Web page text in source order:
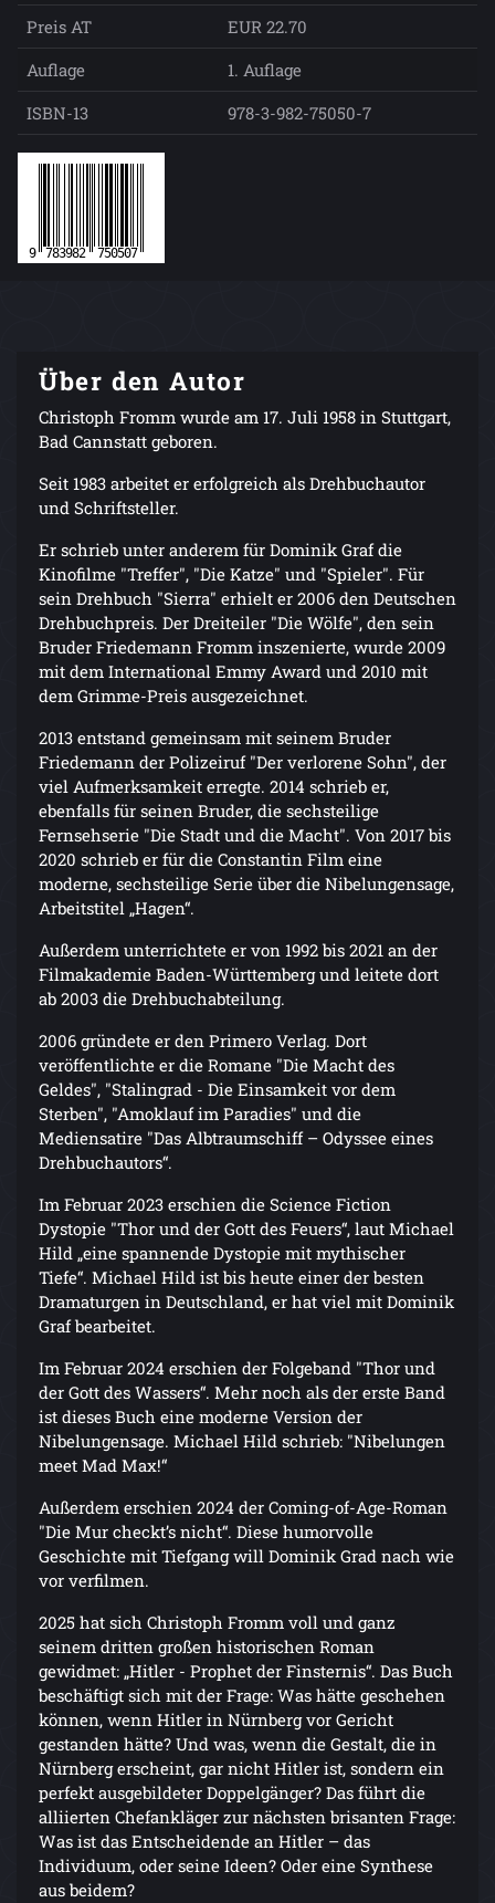
Preis AT
EUR 22.70
Auflage
1. Auflage
ISBN-13
978-3-982-75050-7
Über den Autor
Christoph Fromm wurde am 17. Juli 1958 in Stuttgart,
Bad Cannstatt geboren.
Seit 1983 arbeitet er erfolgreich als Drehbuchautor
und Schriftsteller.
Er schrieb unter anderem für Dominik Graf die
Kinofilme "Treffer", "Die Katze" und "Spieler". Für
sein Drehbuch "Sierra" erhielt er 2006 den Deutschen
Drehbuchpreis. Der Dreiteiler "Die Wölfe", den sein
Bruder Friedemann Fromm inszenierte, wurde 2009
mit dem International Emmy Award und 2010 mit
dem Grimme-Preis ausgezeichnet.
2013 entstand gemeinsam mit seinem Bruder
Friedemann der Polizeiruf "Der verlorene Sohn", der
viel Aufmerksamkeit erregte. 2014 schrieb er,
ebenfalls für seinen Bruder, die sechsteilige
Fernsehserie "Die Stadt und die Macht". Von 2017 bis
2020 schrieb er für die Constantin Film eine
moderne, sechsteilige Serie über die Nibelungensage,
Arbeitstitel „Hagen“.
Außerdem unterrichtete er von 1992 bis 2021 an der
Filmakademie Baden-Württemberg und leitete dort
ab 2003 die Drehbuchabteilung.
2006 gründete er den Primero Verlag. Dort
veröffentlichte er die Romane "Die Macht des
Geldes", "Stalingrad - Die Einsamkeit vor dem
Sterben", "Amoklauf im Paradies" und die
Mediensatire "Das Albtraumschiff – Odyssee eines
Drehbuchautors“.
Im Februar 2023 erschien die Science Fiction
Dystopie "Thor und der Gott des Feuers“, laut Michael
Hild „eine spannende Dystopie mit mythischer
Tiefe“. Michael Hild ist bis heute einer der besten
Dramaturgen in Deutschland, er hat viel mit Dominik
Graf bearbeitet.
Im Februar 2024 erschien der Folgeband "Thor und
der Gott des Wassers“. Mehr noch als der erste Band
ist dieses Buch eine moderne Version der
Nibelungensage. Michael Hild schrieb: "Nibelungen
meet Mad Max!“
Außerdem erschien 2024 der Coming-of-Age-Roman
"Die Mur checkt’s nicht“. Diese humorvolle
Geschichte mit Tiefgang will Dominik Grad nach wie
vor verfilmen.
2025 hat sich Christoph Fromm voll und ganz
seinem dritten großen historischen Roman
gewidmet: „Hitler - Prophet der Finsternis“. Das Buch
beschäftigt sich mit der Frage: Was hätte geschehen
können, wenn Hitler in Nürnberg vor Gericht
gestanden hätte? Und was, wenn die Gestalt, die in
Nürnberg erscheint, gar nicht Hitler ist, sondern ein
perfekt ausgebildeter Doppelgänger? Das führt die
alliierten Chefankläger zur nächsten brisanten Frage:
Was ist das Entscheidende an Hitler – das
Individuum, oder seine Ideen? Oder eine Synthese
aus beidem?